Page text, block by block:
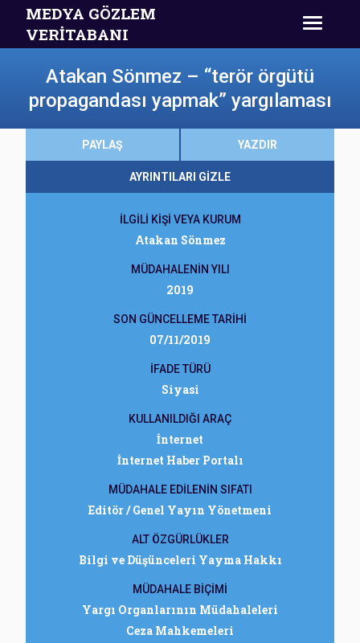
MEDYA GÖZLEM
VERİTABANI
Atakan Sönmez – “terör örgütü
propagandası yapmak” yargılaması
PAYLAŞ YAZDIR
AYRINTILARI GİZLE
İLGİLİ KİŞİ VEYA KURUM
Atakan Sönmez
MÜDAHALENİN YILI
2019
SON GÜNCELLEME TARİHİ
07/11/2019
İFADE TÜRÜ
Siyasi
KULLANILDIĞI ARAÇ
İnternet
İnternet Haber Portalı
MÜDAHALE EDİLENİN SIFATI
Editör / Genel Yayın Yönetmeni
ALT ÖZGÜRLÜKLER
Bilgi ve Düşünceleri Yayma Hakkı
MÜDAHALE BİÇİMİ
Yargı Organlarının Müdahaleleri
Ceza Mahkemeleri